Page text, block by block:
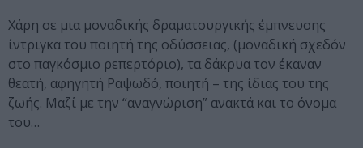
Χάρη σε μια μοναδικής δραματουργικής έμπνευσης
ίντριγκα του ποιητή της οδύσσειας, (μοναδική σχεδόν
στο παγκόσμιο ρεπερτόριο), τα δάκρυα τον έκαναν
θεατή, αφηγητή Ραψωδό, ποιητή – της ίδιας του της
ζωής. Μαζί με την “αναγνώριση” ανακτά και το όνομα
του…